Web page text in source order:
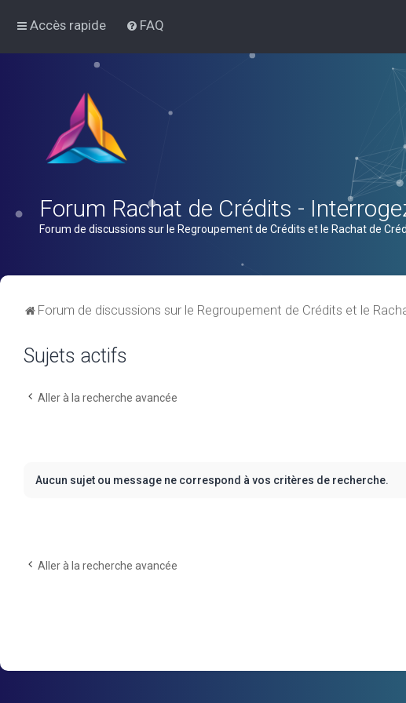
Accès rapide FAQ
Forum Rachat de Crédits -
Forum de discussions sur le Regroupement de Crédits et le Rachat de
Forum de discussions sur le Regroupement de Crédits et le
Sujets actifs
Aller à la recherche avancée
Aucun sujet ou message ne correspond à vos critères de recherche.
Aller à la recherche avancée